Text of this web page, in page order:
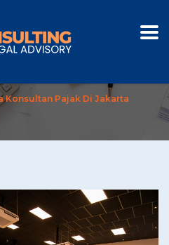
Pajak di
Konsultan Pajak Di Jakarta